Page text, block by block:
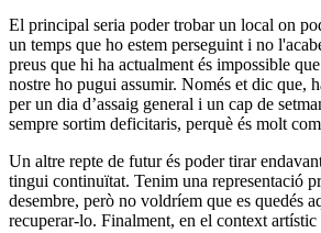
El principal seria poder trobar un local on
un temps que ho estem perseguint i no
preus que hi ha actualment és impossible
nostre ho pugui assumir. Només et dic que,
per un dia d’assaig general i un cap de
sempre sortim deficitaris, perquè és molt
Un altre repte de futur és poder tirar
tingui continuïtat. Tenim una representació
desembre, però no voldríem que es quedés
recuperar-lo. Finalment, en el context artístic